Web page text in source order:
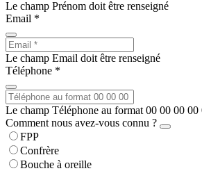
Le champ Prénom doit être renseigné
Email *
Le champ Email doit être renseigné
Téléphone *
Le champ Téléphone au format 00 00 00 00
Comment nous avez-vous connu ?
FPP
Confrère
Bouche à oreille